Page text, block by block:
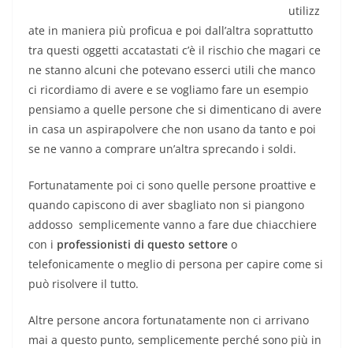
utilizz
ate in maniera più proficua e poi dall’altra soprattutto
tra questi oggetti accatastati c’è il rischio che magari ce
ne stanno alcuni che potevano esserci utili che manco
ci ricordiamo di avere e se vogliamo fare un esempio
pensiamo a quelle persone che si dimenticano di avere
in casa un aspirapolvere che non usano da tanto e poi
se ne vanno a comprare un’altra sprecando i soldi.
Fortunatamente poi ci sono quelle persone proattive e
quando capiscono di aver sbagliato non si piangono
addosso semplicemente vanno a fare due chiacchiere
con i professionisti di questo settore o
telefonicamente o meglio di persona per capire come si
può risolvere il tutto.
Altre persone ancora fortunatamente non ci arrivano
mai a questo punto, semplicemente perché sono più in